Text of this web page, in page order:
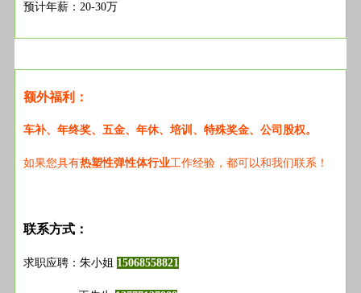
预计年薪：20-30万
额外福利：
车补、年终奖、五金、年休、培训、特殊奖金、公司股权。
如果您具有热塑性弹性体行业工作经验，都可以和我们联系！
联系方式：
求职应聘：朱小姐 15068558821